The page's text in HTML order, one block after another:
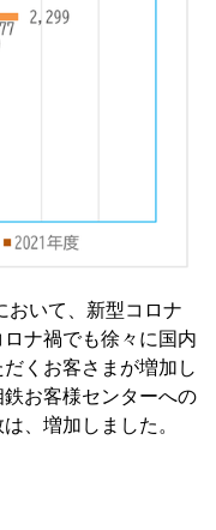
いて、新型コロナ
ナ禍でも徐々に国内
くお客さまが増加し
お客様センターへの
、増加しました。